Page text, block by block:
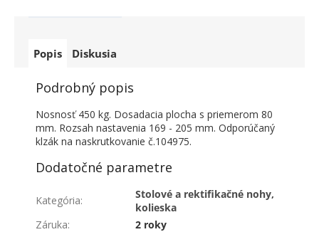
Popis Diskusia
Podrobný popis
Nosnosť 450 kg. Dosadacia plocha s priemerom 80
mm. Rozsah nastavenia 169 - 205 mm. Odporúčaný
klzák na naskrutkovanie č.104975.
Dodatočné parametre
Kategória:
Stolové a rektifikačné nohy,
kolieska
Záruka:
2 roky